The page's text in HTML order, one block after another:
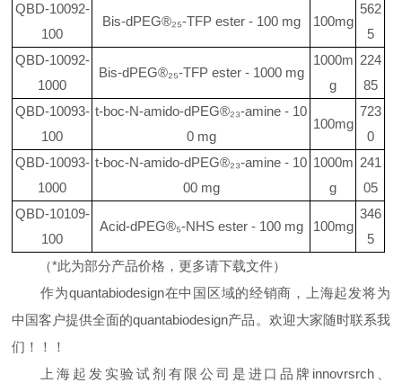
QBD-10092-
100
Bis-dPEG®₂₅-TFP ester - 100 mg 100mg
562
5
QBD-10092-
1000
Bis-dPEG®₂₅-TFP ester - 1000 mg
1000m
g
224
85
QBD-10093-
100
t-boc-N-amido-dPEG®₂₃-amine - 10
0 mg
100mg
723
0
QBD-10093-
1000
t-boc-N-amido-dPEG®₂₃-amine - 10
00 mg
1000m
g
241
05
QBD-10109-
100
Acid-dPEG®₅-NHS ester - 100 mg 100mg
346
5
（*此为部分产品价格，更多请下载文件）
作为quantabiodesign在中国区域的经销商，上海起发将为
中国客户提供全面的quantabiodesign产品。欢迎大家随时联系我
们！！！
上海起发实验试剂有限公司是进口品牌 innovrsrch、